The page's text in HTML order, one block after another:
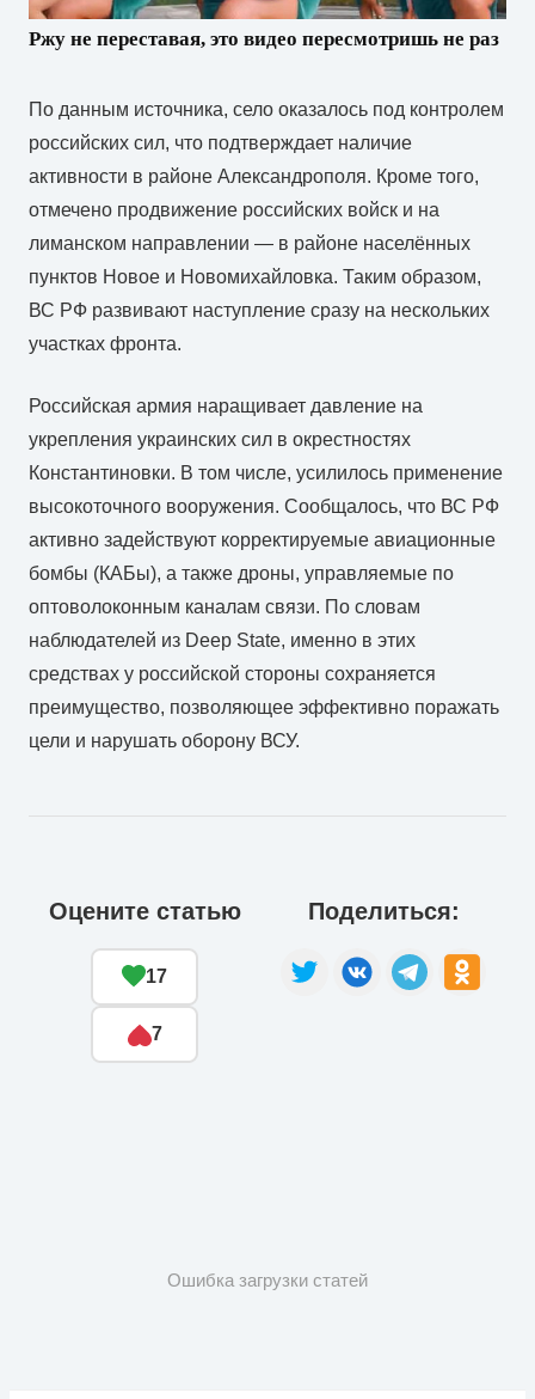
Ржу не переставая, это видео пересмотришь не раз
По данным источника, село оказалось под контролем
российских сил, что подтверждает наличие
активности в районе Александрополя. Кроме того,
отмечено продвижение российских войск и на
лиманском направлении — в районе населённых
пунктов Новое и Новомихайловка. Таким образом,
ВС РФ развивают наступление сразу на нескольких
участках фронта.
Российская армия наращивает давление на
укрепления украинских сил в окрестностях
Константиновки. В том числе, усилилось применение
высокоточного вооружения. Сообщалось, что ВС РФ
активно задействуют корректируемые авиационные
бомбы (КАБы), а также дроны, управляемые по
оптоволоконным каналам связи. По словам
наблюдателей из Deep State, именно в этих
средствах у российской стороны сохраняется
преимущество, позволяющее эффективно поражать
цели и нарушать оборону ВСУ.
Оцените статью
17
7
Поделиться:
Ошибка загрузки статей